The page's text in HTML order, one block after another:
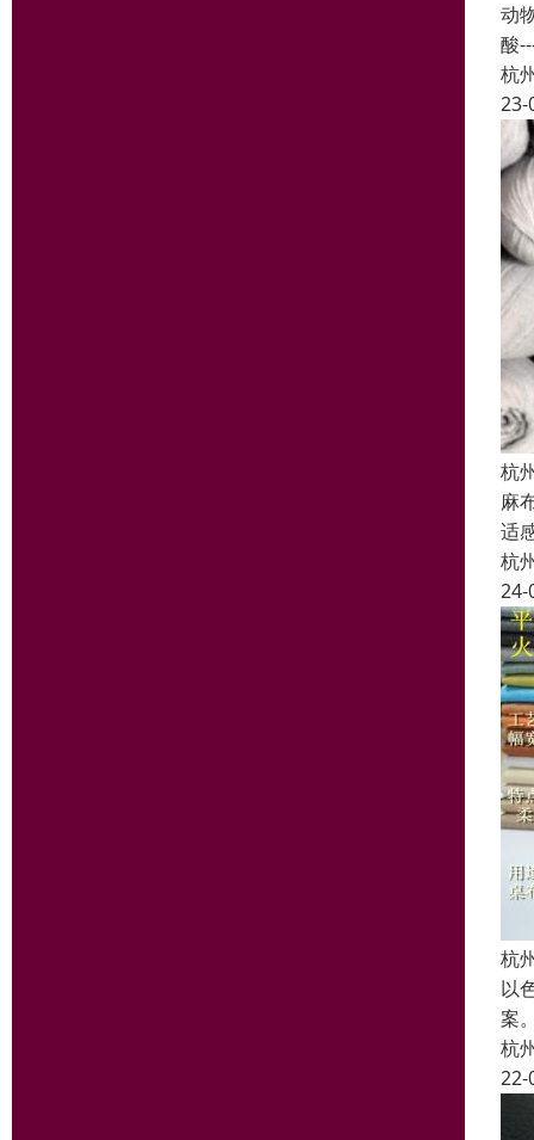
动
酸
杭
23-
杭
麻
适
杭
24-
杭
以
案
杭
22-